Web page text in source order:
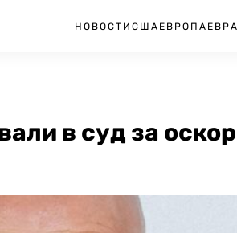
НОВОСТИ США ЕВРОПА
в суд за